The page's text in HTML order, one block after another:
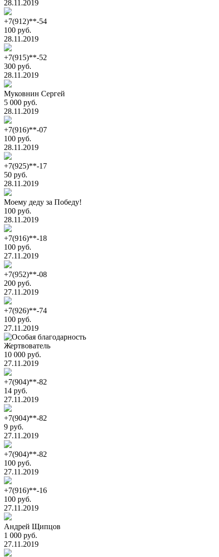
28.11.2019
+7(912)**-54
100 руб.
28.11.2019
+7(915)**-52
300 руб.
28.11.2019
Муковнин Сергей
5 000 руб.
28.11.2019
+7(916)**-07
100 руб.
28.11.2019
+7(925)**-17
50 руб.
28.11.2019
Моему деду за Победу!
100 руб.
28.11.2019
+7(916)**-18
100 руб.
27.11.2019
+7(952)**-08
200 руб.
27.11.2019
+7(926)**-74
100 руб.
27.11.2019
Жертвователь
10 000 руб.
27.11.2019
+7(904)**-82
14 руб.
27.11.2019
+7(904)**-82
9 руб.
27.11.2019
+7(904)**-82
100 руб.
27.11.2019
+7(916)**-16
100 руб.
27.11.2019
Андрей Щипцов
1 000 руб.
27.11.2019